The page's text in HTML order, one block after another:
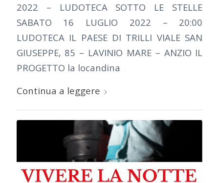
2022 – LUDOTECA SOTTO LE STELLE
SABATO 16 LUGLIO 2022 – 20:00
LUDOTECA IL PAESE DI TRILLI VIALE SAN
GIUSEPPE, 85 – LAVINIO MARE – ANZIO IL
PROGETTO la locandina
Continua a leggere